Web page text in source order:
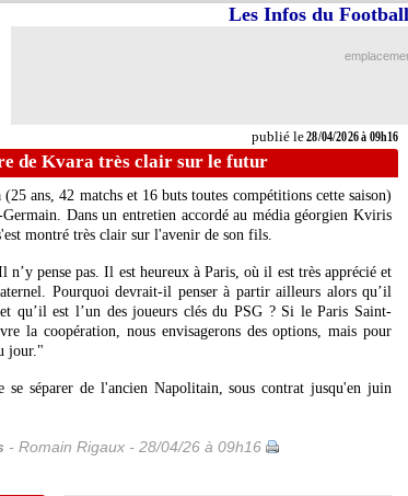
publié le28/04/2026 à 09h16
Les Infos du
de Kvara très clair sur le futur
(25 ans, 42 matchs et 16 buts toutes compétitions cette saison)
Dans un entretien accordé au média géorgien Kviris
montré très clair sur l'avenir de son fils.
pense pas. Il est heureux à Paris, où il est très apprécié et
Pourquoi devrait-il penser à partir ailleurs alors qu’il
qu’il est l’un des joueurs clés du PSG ? Si le Paris Saint-
la coopération, nous envisagerons des options, mais pour
jour."
séparer de l'ancien Napolitain, sous contrat jusqu'en juin
- Romain Rigaux - 28/04/26 à 09h16